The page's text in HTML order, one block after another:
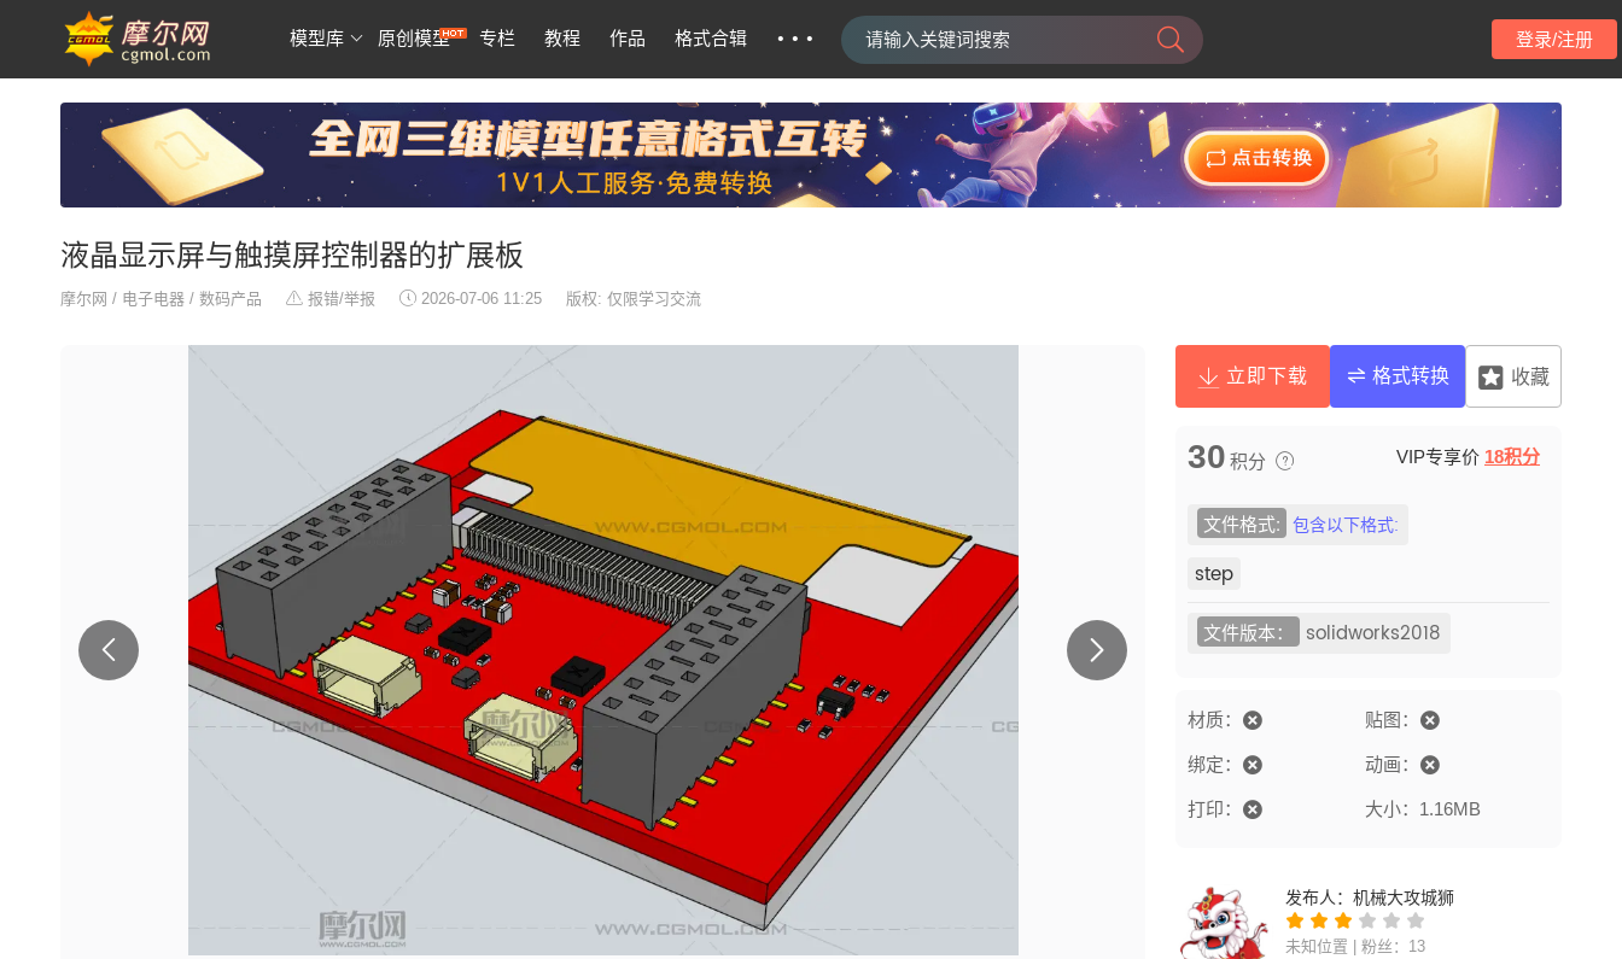
模型库 原创模型 专栏 教程 作品 格式合辑 ··· 登录/注册
液晶显示屏‌与‌触摸屏控制器‌的扩展板
摩尔网 / 电子电器 / 数码产品 报错/举报 2026-07-06 11:25 版权: 仅限学习交流
立即下载 格式转换 收藏
30 积分 VIP专享价 18积分
文件格式: 包含以下格式:
step
文件版本： solidworks2018
材质： 贴图：
绑定： 动画：
打印： 大小：1.16MB
发布人：机械大攻城狮
未知位置 | 粉丝：13